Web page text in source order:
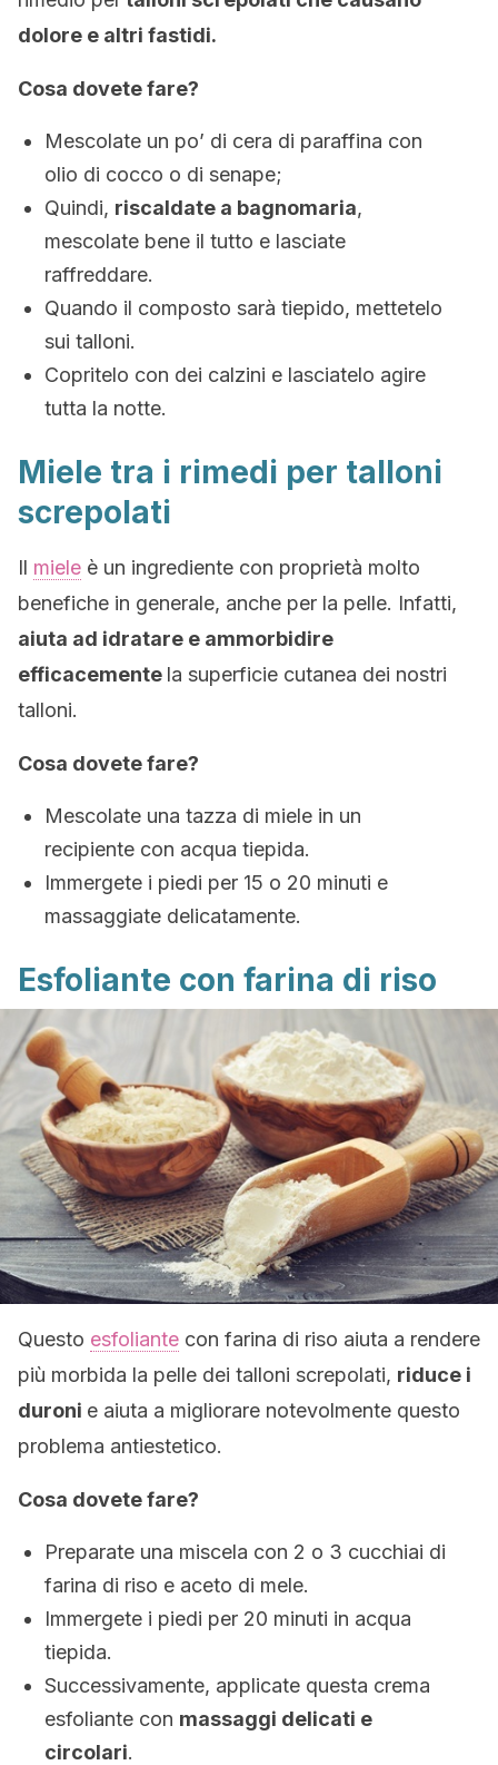
dolore e altri fastidi.
Cosa dovete fare?
Mescolate un po’ di cera di paraffina con
olio di cocco o di senape;
Quindi, riscaldate a bagnomaria,
mescolate bene il tutto e lasciate
raffreddare.
Quando il composto sarà tiepido, mettetelo
sui talloni.
Copritelo con dei calzini e lasciatelo agire
tutta la notte.
Miele tra i rimedi per talloni
screpolati
Il miele è un ingrediente con proprietà molto
benefiche in generale, anche per la pelle. Infatti,
aiuta ad idratare e ammorbidire
efficacemente la superficie cutanea dei nostri
talloni.
Cosa dovete fare?
Mescolate una tazza di miele in un
recipiente con acqua tiepida.
Immergete i piedi per 15 o 20 minuti e
massaggiate delicatamente.
Esfoliante con farina di riso
Questo esfoliante con farina di riso aiuta a rendere
più morbida la pelle dei talloni screpolati, riduce i
duroni e aiuta a migliorare notevolmente questo
problema antiestetico.
Cosa dovete fare?
Preparate una miscela con 2 o 3 cucchiai di
farina di riso e aceto di mele.
Immergete i piedi per 20 minuti in acqua
tiepida.
Successivamente, applicate questa crema
esfoliante con massaggi delicati e
circolari.